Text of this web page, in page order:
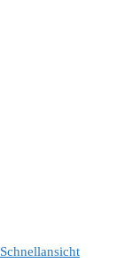
Schnellansicht